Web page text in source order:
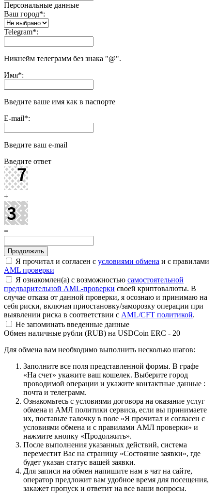
Персональные данные
Ваш город*:
Telegram*:
Никнейм телеграмм без знака "@".
Имя*:
Введите ваше имя как в паспорте
E-mail*:
Введите ваш e-mail
Введите ответ
+
=
Я прочитал и согласен с условиями обмена и с правилами
AML проверки
Я ознакомлен(а) с возможностью самостоятельной
предварительной AML-проверки своей криптовалюты. В
случае отказа от данной проверки, я осознаю и принимаю на
себя риски, включая приостановку/заморозку операции при
выявлении риска в соответствии с AML/CFT политикой.
Не запоминать введенные данные
Обмен наличные рубли (RUB) на USDCoin ERC - 20
Для обмена вам необходимо выполнить несколько шагов:
Заполните все поля представленной формы. В графе
«На счет» укажите ваш кошелек. Выберите город
проводимой операции и укажите контактные данные :
почта и телеграмм.
Ознакомьтесь с условиями договора на оказание услуг
обмена и АМЛ политики сервиса, если вы принимаете
их, поставьте галочку в поле «Я прочитал и согласен с
условиями обмена и с правилами АМЛ проверки» и
нажмите кнопку «Продолжить».
После выполнения указанных действий, система
переместит Вас на страницу «Состояние заявки», где
будет указан статус вашей заявки.
Для записи на обмен напишите нам в чат на сайте,
оператор предложит вам удобное время для посещения,
закажет пропуск и ответит на все ваши вопросы.